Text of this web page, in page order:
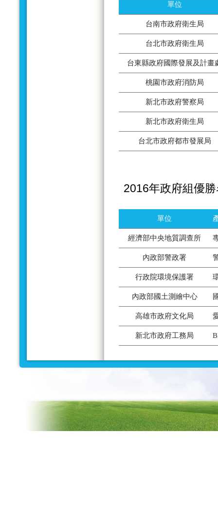
單位
台南市政府衛生局
台北市政府衛生局
台東縣政府國際發展及計畫
桃園市政府消防局
新北市政府警察局
新北市政府衛生局
台北市政府都市發展局
2016年政府組優
單位
經濟部中央地質調查所
內政部警政署
行政院環境保護署
內政部國土測繪中心
高雄市政府文化局
新北市政府工務局